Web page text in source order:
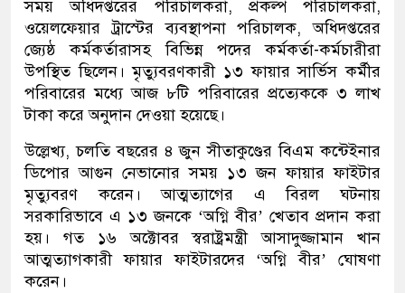
সময় অধিদপ্তরের পরিচালকরা, প্রকল্প পরিচালকরা,
ওয়েলফেয়ার ট্রাস্টের ব্যবস্থাপনা পরিচালক, অধিদপ্তরের
জ্যেষ্ঠ কর্মকর্তারাসহ বিভিন্ন পদের কর্মকর্তা-কর্মচারীরা
উপস্থিত ছিলেন। মৃত্যুবরণকারী ১৩ ফায়ার সার্ভিস কর্মীর
পরিবারের মধ্যে আজ ৮টি পরিবারের প্রত্যেককে ৩ লাখ
টাকা করে অনুদান দেওয়া হয়েছে।
উল্লেখ্য, চলতি বছরের ৪ জুন সীতাকুণ্ডের বিএম কন্টেইনার
ডিপোর আগুন নেভানোর সময় ১৩ জন ফায়ার ফাইটার
মৃত্যুবরণ করেন। আত্মত্যাগের এ বিরল ঘটনায়
সরকারিভাবে এ ১৩ জনকে ‘অগ্নি বীর’ খেতাব প্রদান করা
হয়। গত ১৬ অক্টোবর স্বরাষ্ট্রমন্ত্রী আসাদুজ্জামান খান
আত্মত্যাগকারী ফায়ার ফাইটারদের ‘অগ্নি বীর’ ঘোষণা
করেন।